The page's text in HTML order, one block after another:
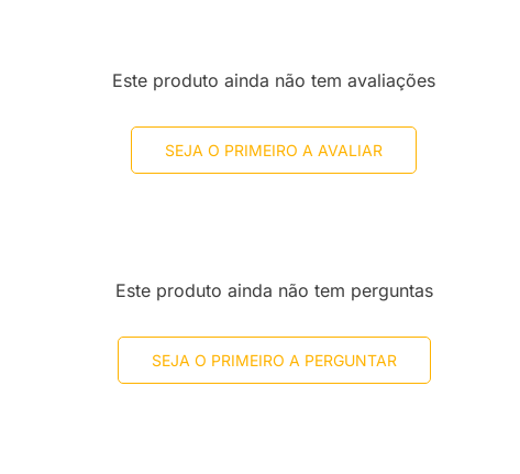
Este produto ainda não tem avaliações
SEJA O PRIMEIRO A AVALIAR
Este produto ainda não tem perguntas
SEJA O PRIMEIRO A PERGUNTAR